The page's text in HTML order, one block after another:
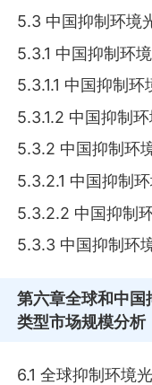
5.3 中国抑制环境
5.3.1 中国抑制环
5.3.1.1 中国抑制
5.3.1.2 中国抑制
5.3.2 中国抑制环
5.3.2.1 中国抑制
5.3.2.2 中国抑制
5.3.3 中国抑制环
第六章全球和中国
类型市场规模分析
6.1 全球抑制环境